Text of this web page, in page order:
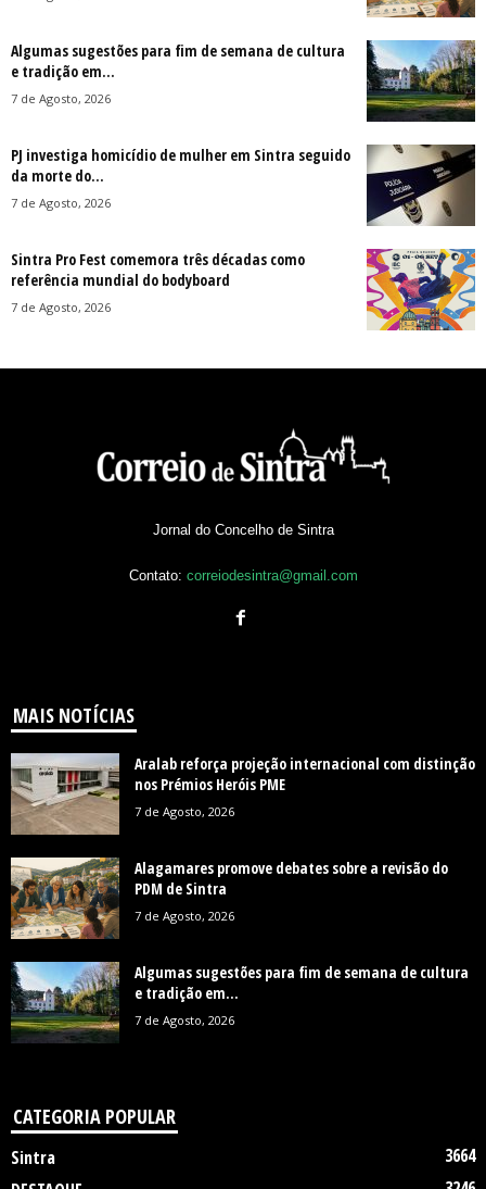
Algumas sugestões para fim de semana de cultura
e tradição em...
7 de Agosto, 2026
PJ investiga homicídio de mulher em Sintra seguido
da morte do...
7 de Agosto, 2026
Sintra Pro Fest comemora três décadas como
referência mundial do bodyboard
7 de Agosto, 2026
Jornal do Concelho de Sintra
Contato: correiodesintra@gmail.com
MAIS NOTÍCIAS
Aralab reforça projeção internacional com distinção
nos Prémios Heróis PME
7 de Agosto, 2026
Alagamares promove debates sobre a revisão do
PDM de Sintra
7 de Agosto, 2026
Algumas sugestões para fim de semana de cultura
e tradição em...
7 de Agosto, 2026
CATEGORIA POPULAR
Sintra
3664